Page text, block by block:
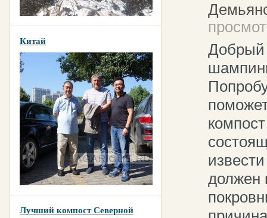
Китай
Лучший компост Северной
Добрый
должен